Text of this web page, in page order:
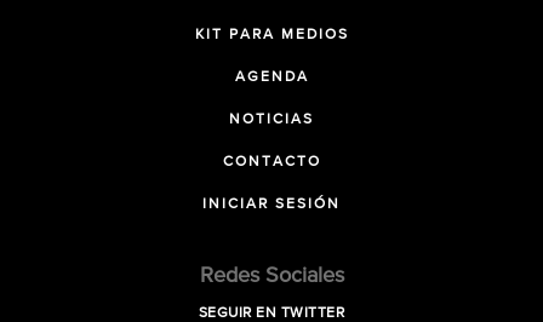
KIT PARA MEDIOS
AGENDA
NOTICIAS
CONTACTO
INICIAR SESIÓN
Redes Sociales
SEGUIR EN TWITTER